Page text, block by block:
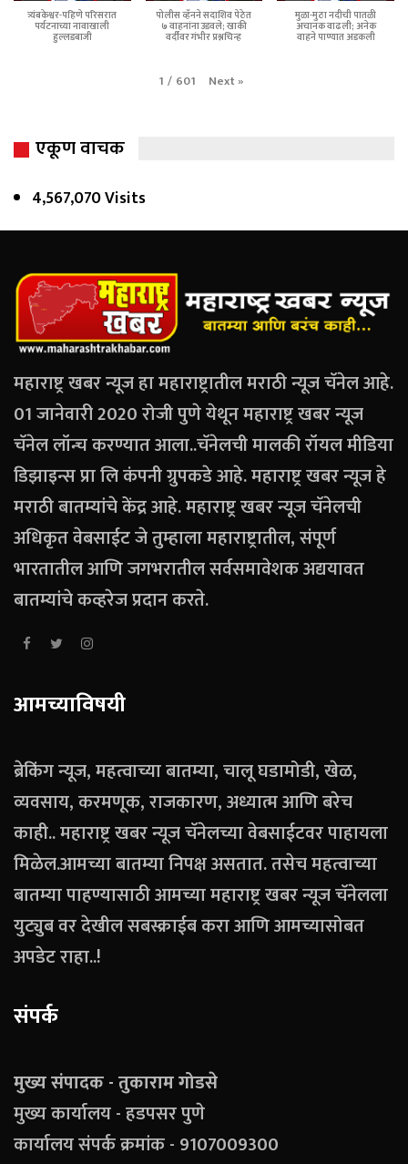
त्र्यंबकेश्वर-पहिणे परिसरात
पर्यटनाच्या नावाखाली
हुल्लडबाजी
पोलीस व्हॅनने सदाशिव पेठेत
७ वाहनांना उडवले; खाकी
वर्दीवर गंभीर प्रश्नचिन्ह
मुळा-मुठा नदीची पातळी
अचानक वाढली; अनेक
वाहने पाण्यात अडकली
1 / 601 Next»
एकूण वाचक
4,567,070 Visits
महाराष्ट्र खबर न्यूज हा महाराष्ट्रातील मराठी न्यूज चॅनेल आहे.
01 जानेवारी 2020 रोजी पुणे येथून महाराष्ट्र खबर न्यूज
चॅनेल लॉन्च करण्यात आला..चॅनेलची मालकी रॉयल मीडिया
डिझाइन्स प्रा लि कंपनी ग्रुपकडे आहे. महाराष्ट्र खबर न्यूज हे
मराठी बातम्यांचे केंद्र आहे. महाराष्ट्र खबर न्यूज चॅनेलची
अधिकृत वेबसाईट जे तुम्हाला महाराष्ट्रातील, संपूर्ण
भारतातील आणि जगभरातील सर्वसमावेशक अद्ययावत
बातम्यांचे कव्हरेज प्रदान करते.
आमच्याविषयी
ब्रेकिंग न्यूज, महत्वाच्या बातम्या, चालू घडामोडी, खेळ,
व्यवसाय, करमणूक, राजकारण, अध्यात्म आणि बरेच
काही.. महाराष्ट्र खबर न्यूज चॅनेलच्या वेबसाईटवर पाहायला
मिळेल.आमच्या बातम्या निपक्ष असतात. तसेच महत्वाच्या
बातम्या पाहण्यासाठी आमच्या महाराष्ट्र खबर न्यूज चॅनेलला
युट्युब वर देखील सबस्क्राईब करा आणि आमच्यासोबत
अपडेट राहा..!
संपर्क
मुख्य संपादक - तुकाराम गोडसे
मुख्य कार्यालय - हडपसर पुणे
कार्यालय संपर्क क्रमांक - 9107009300